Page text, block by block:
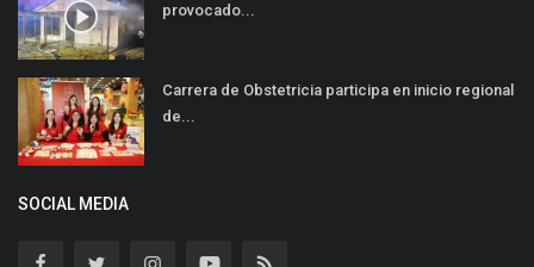
provocado...
Carrera de Obstetricia participa en inicio regional
de...
SOCIAL MEDIA